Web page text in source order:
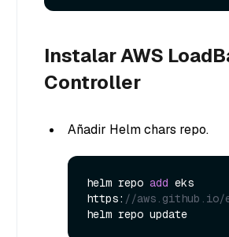
Instalar AWS
Controller
Añadir Helm chars repo.
helm repo add eks
https: //aws.github.io/